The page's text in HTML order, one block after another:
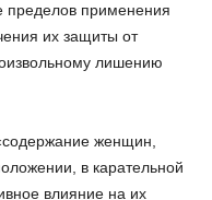
применения
их защиты от
лишению
женщин,
в карательной
влияние на их